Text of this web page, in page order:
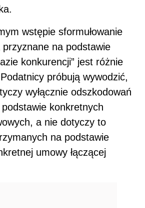
wstępie sformułowanie
przyznane na podstawie
konkurencji” jest różnie
próbują wywodzić,
wyłącznie odszkodowań
podstawie konkretnych
a nie dotyczy to
na podstawie
umowy łączącej